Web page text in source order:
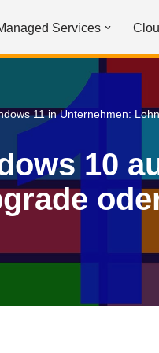
Services
11 in Unternehmen:
10